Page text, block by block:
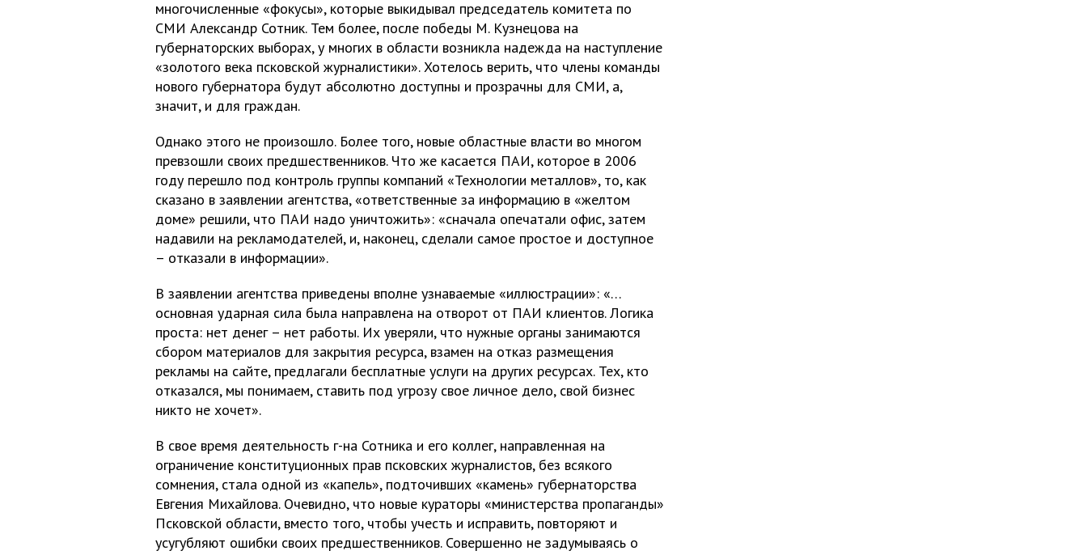
многочисленные «фокусы», которые выкидывал председатель комитета по
СМИ Александр Сотник. Тем более, после победы М. Кузнецова на
губернаторских выборах, у многих в области возникла надежда на наступление
«золотого века псковской журналистики». Хотелось верить, что члены команды
нового губернатора будут абсолютно доступны и прозрачны для СМИ, а,
значит, и для граждан.
Однако этого не произошло. Более того, новые областные власти во многом
превзошли своих предшественников. Что же касается ПАИ, которое в 2006
году перешло под контроль группы компаний «Технологии металлов», то, как
сказано в заявлении агентства, «ответственные за информацию в «желтом
доме» решили, что ПАИ надо уничтожить»: «сначала опечатали офис, затем
надавили на рекламодателей, и, наконец, сделали самое простое и доступное
– отказали в информации».
В заявлении агентства приведены вполне узнаваемые «иллюстрации»: «…
основная ударная сила была направлена на отворот от ПАИ клиентов. Логика
проста: нет денег – нет работы. Их уверяли, что нужные органы занимаются
сбором материалов для закрытия ресурса, взамен на отказ размещения
рекламы на сайте, предлагали бесплатные услуги на других ресурсах. Тех, кто
отказался, мы понимаем, ставить под угрозу свое личное дело, свой бизнес
никто не хочет».
В свое время деятельность г-на Сотника и его коллег, направленная на
ограничение конституционных прав псковских журналистов, без всякого
сомнения, стала одной из «капель», подточивших «камень» губернаторства
Евгения Михайлова. Очевидно, что новые кураторы «министерства пропаганды»
Псковской области, вместо того, чтобы учесть и исправить, повторяют и
усугубляют ошибки своих предшественников. Совершенно не задумываясь о